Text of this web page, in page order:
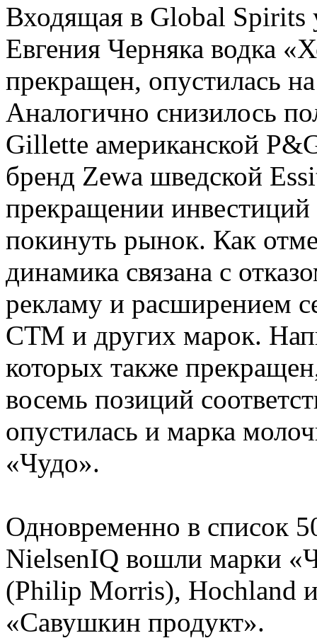
Входящая в Global Spirits
Евгения Черняка водка
прекращен, опустилась
Аналогично снизилось
Gillette американской
бренд Zewa шведской
прекращении
покинуть рынок. Как
динамика связана с
рекламу и расширением
СТМ и других марок.
которых также
восемь позиций
опустилась и марка
«Чудо».
Одновременно в список
NielsenIQ вошли марки
(Philip Morris), Hochland
«Савушкин продукт».